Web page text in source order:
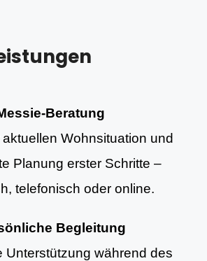
Beratung
Wohnsituation und
Planung erster Schritte –
telefonisch oder online.
Begleitung
Unterstützung während des